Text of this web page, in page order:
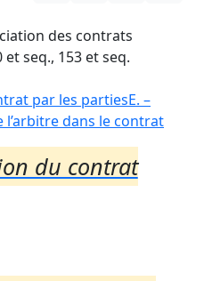
des contrats
seq., 153 et seq.
par les partiesE. –
l’arbitre dans le contrat
du contrat